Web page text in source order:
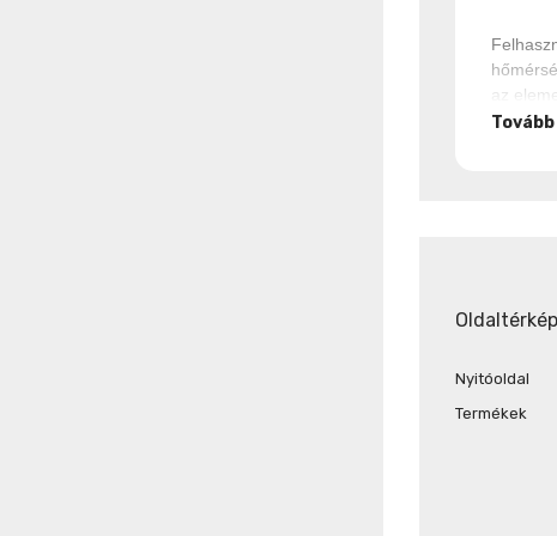
az
Tovább
Oldaltérkép
Nyitóoldal
Termékek